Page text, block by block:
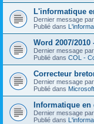
L'informatique
Dernier message par
Publié dans
Word 2007/
Dernier message par
Publié dans COL -
Correcteur
Dernier message par
Publié dans
Informatique en
Dernier message par
Publié dans